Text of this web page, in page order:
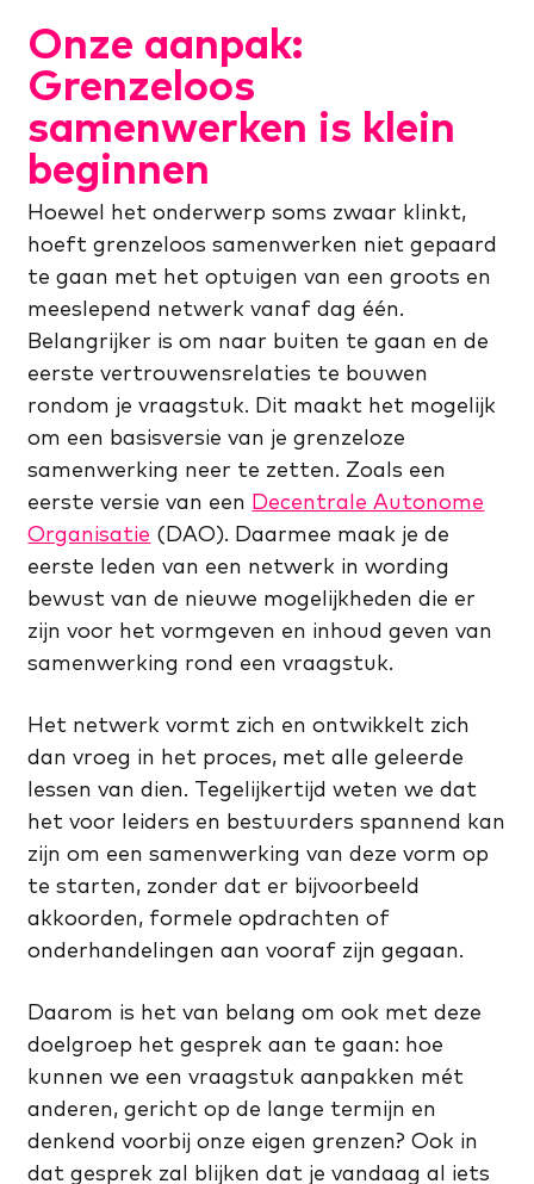
Onze aanpak:
Grenzeloos
samenwerken is klein
beginnen
Hoewel het onderwerp soms zwaar klinkt,
hoeft grenzeloos samenwerken niet gepaard
te gaan met het optuigen van een groots en
meeslepend netwerk vanaf dag één.
Belangrijker is om naar buiten te gaan en de
eerste vertrouwensrelaties te bouwen
rondom je vraagstuk. Dit maakt het mogelijk
om een basisversie van je grenzeloze
samenwerking neer te zetten. Zoals een
eerste versie van een Decentrale Autonome
Organisatie (DAO). Daarmee maak je de
eerste leden van een netwerk in wording
bewust van de nieuwe mogelijkheden die er
zijn voor het vormgeven en inhoud geven van
samenwerking rond een vraagstuk.
Het netwerk vormt zich en ontwikkelt zich
dan vroeg in het proces, met alle geleerde
lessen van dien. Tegelijkertijd weten we dat
het voor leiders en bestuurders spannend kan
zijn om een samenwerking van deze vorm op
te starten, zonder dat er bijvoorbeeld
akkoorden, formele opdrachten of
onderhandelingen aan vooraf zijn gegaan.
Daarom is het van belang om ook met deze
doelgroep het gesprek aan te gaan: hoe
kunnen we een vraagstuk aanpakken mét
anderen, gericht op de lange termijn en
denkend voorbij onze eigen grenzen? Ook in
dat gesprek zal blijken dat je vandaag al iets